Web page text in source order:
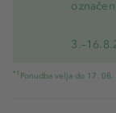
*1 Ponudba velja do 17. 08.